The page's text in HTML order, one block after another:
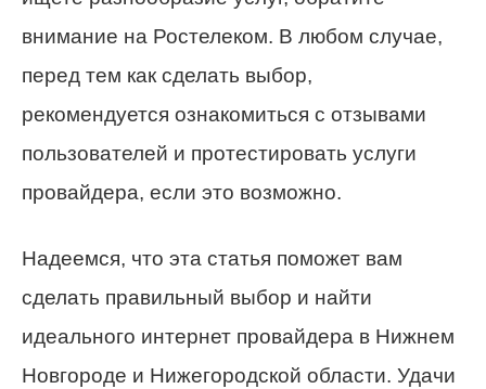
внимание на Ростелеком. В любом случае,
перед тем как сделать выбор,
рекомендуется ознакомиться с отзывами
пользователей и протестировать услуги
провайдера, если это возможно.
Надеемся, что эта статья поможет вам
сделать правильный выбор и найти
идеального интернет провайдера в Нижнем
Новгороде и Нижегородской области. Удачи